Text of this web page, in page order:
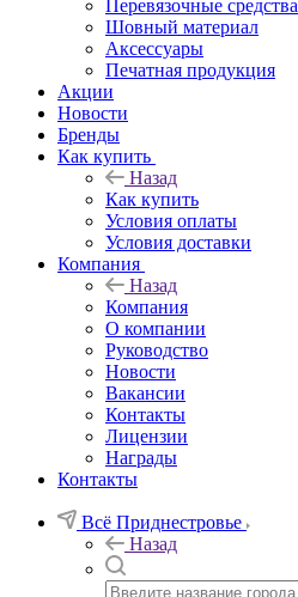
Перевязочные средства
Шовный материал
Аксессуары
Печатная продукция
Акции
Новости
Бренды
Как купить
Назад
Как купить
Условия оплаты
Условия доставки
Компания
Назад
Компания
О компании
Руководство
Новости
Вакансии
Контакты
Лицензии
Награды
Контакты
Всё Приднестровье
Назад